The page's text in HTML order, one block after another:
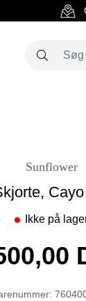
Sunflower
Ikke på